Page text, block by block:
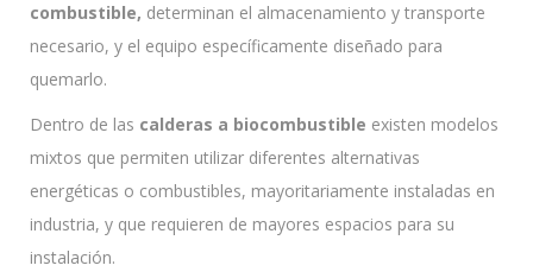
combustible, determinan el almacenamiento y transporte
necesario, y el equipo específicamente diseñado para
quemarlo.
Dentro de las calderas a biocombustible existen modelos
mixtos que permiten utilizar diferentes alternativas
energéticas o combustibles, mayoritariamente instaladas en
industria, y que requieren de mayores espacios para su
instalación.